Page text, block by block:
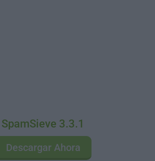
SpamSieve 3.3.1
Descargar Ahora